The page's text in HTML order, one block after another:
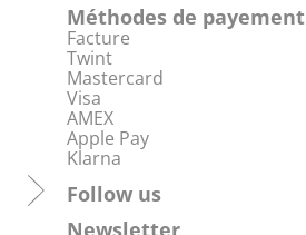
Méthodes de payement
Facture
Twint
Mastercard
Visa
AMEX
Apple Pay
Klarna
Follow us
Newsletter